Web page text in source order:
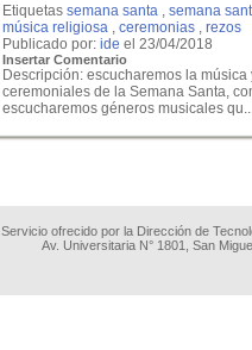
Etiquetas semana santa , semana
música religiosa , ceremonias , rezos
Publicado por: ide el 23/04/2018
Insertar Comentario
Descripción: escucharemos la
ceremoniales de la Semana Santa,
escucharemos géneros musicales
Servicio ofrecido por la Dirección de
Av. Universitaria N° 1801, San